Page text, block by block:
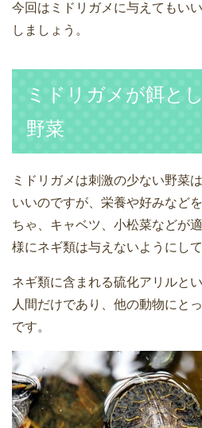
今回はミドリガメに与えてもい
しましょう。
ミドリガメが餌と
野菜
ミドリガメは刺激の少ない野菜
いいのですが、栄養や好みなど
ちゃ、キャベツ、小松菜などが
様にネギ類は与えないようにして
ネギ類に含まれる硫化アリルと
人間だけであり、他の動物にと
です。